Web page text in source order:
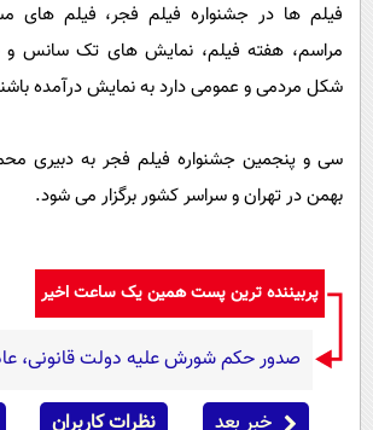
حیات وحش
فیلم ها در جشنواره فیلم فجر، فیلم های
مراسم، هفته فیلم، نمایش های تک سانس و
شکل مردمی و عمومی دارد به نمایش درآمده
بهمن در تهران و سراسر کشور برگزار می شود.
پربیننده ترین پست همین یک ساعت اخیر
صدور حکم شورش علیه دولت قانونی،
خبر بعد نظرات کاربران